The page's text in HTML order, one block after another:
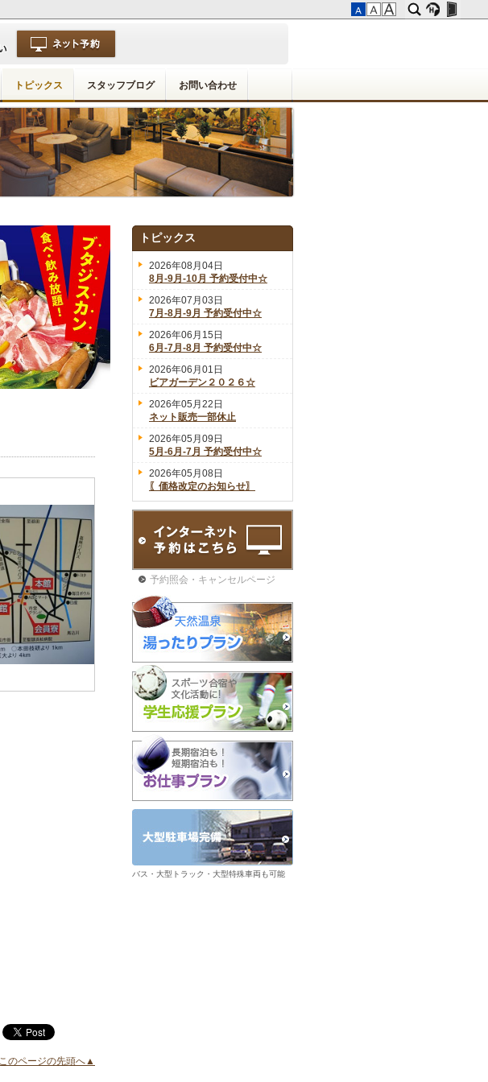
トピックス スタッフブログ お問い合わせ
このページの先頭へ▲
トピックス
2026年08月04日
8月-9月-10月 予約受付中☆
2026年07月03日
7月-8月-9月 予約受付中☆
2026年06月15日
6月-7月-8月 予約受付中☆
2026年06月01日
ビアガーデン２０２６☆
2026年05月22日
ネット販売一部休止
2026年05月09日
5月-6月-7月 予約受付中☆
2026年05月08日
〖価格改定のお知らせ〗
予約照会・キャンセルページ
バス・大型トラック・大型特殊車両も可能